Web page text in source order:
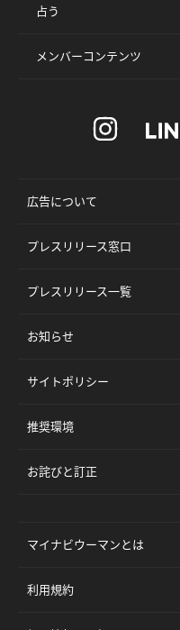
占う
メンバーコンテンツ
広告について
プレスリリース窓口
プレスリリース一覧
お知らせ
サイトポリシー
推奨環境
お詫びと訂正
マイナビウーマンとは
利用規約